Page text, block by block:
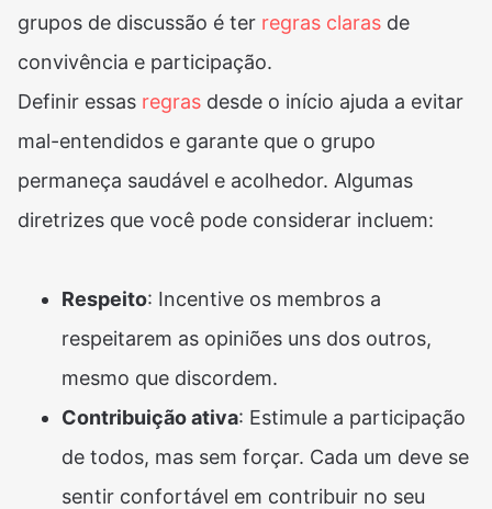
grupos de discussão é ter regras claras de
convivência e participação.
Definir essas regras desde o início ajuda a evitar
mal-entendidos e garante que o grupo
permaneça saudável e acolhedor. Algumas
diretrizes que você pode considerar incluem:
Respeito: Incentive os membros a
respeitarem as opiniões uns dos outros,
mesmo que discordem.
Contribuição ativa: Estimule a participação
de todos, mas sem forçar. Cada um deve se
sentir confortável em contribuir no seu